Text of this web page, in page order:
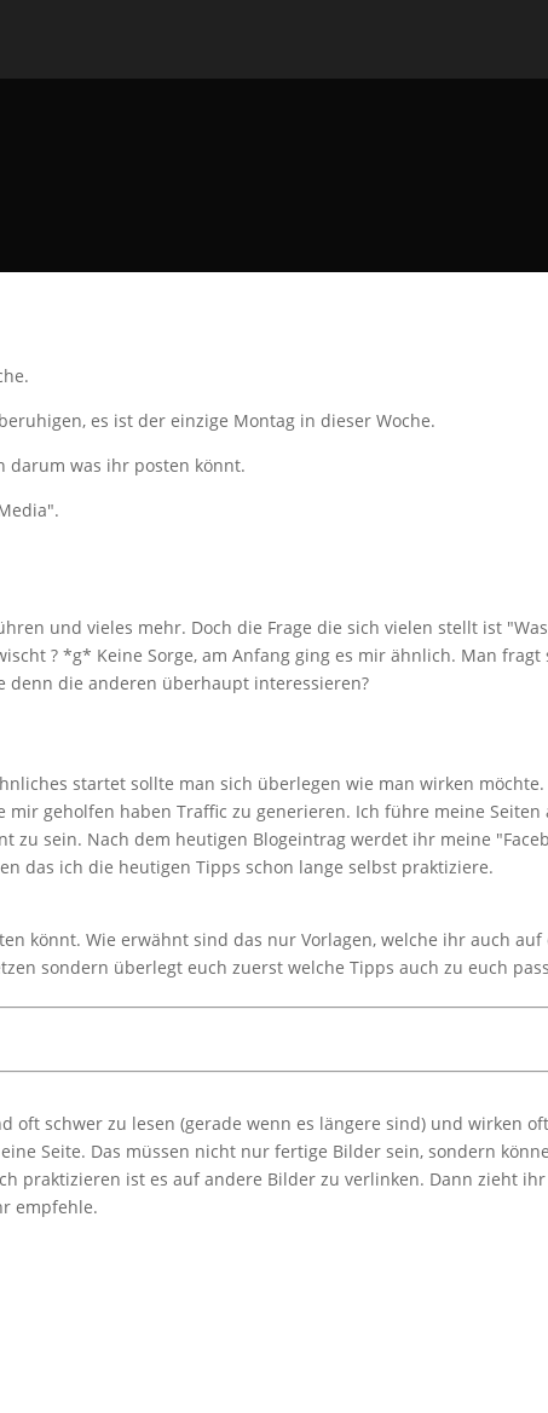
es ist der einzige Montag in dieser Woche.
darum was ihr posten könnt.
und vieles mehr. Doch die Frage die sich vielen stellt ist
? *g* Keine Sorge, am Anfang ging es mir ähnlich. Man fragt
denn die anderen überhaupt interessieren?
startet sollte man sich überlegen wie man wirken
geholfen haben Traffic zu generieren. Ich führe meine Seiten
zu sein. Nach dem heutigen Blogeintrag werdet ihr meine
das ich die heutigen Tipps schon lange selbst praktiziere.
könnt. Wie erwähnt sind das nur Vorlagen, welche ihr auch auf
sondern überlegt euch zuerst welche Tipps auch zu euch
oft schwer zu lesen (gerade wenn es längere sind) und wirken
Seite. Das müssen nicht nur fertige Bilder sein, sondern
praktizieren ist es auf andere Bilder zu verlinken. Dann zieht
empfehle.